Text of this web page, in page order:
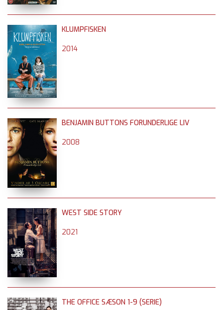
KLUMPFISKEN
2014
BENJAMIN BUTTONS FORUNDERLIGE LIV
2008
WEST SIDE STORY
2021
THE OFFICE SÆSON 1-9 (SERIE)